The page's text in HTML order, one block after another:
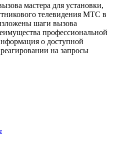
мастера для установки,
телевидения МТС в
шаги вызова
профессиональной
о доступной
на запросы